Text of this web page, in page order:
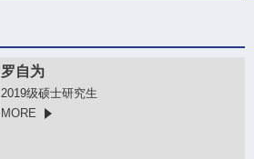
罗自为
2019级硕士研究生
MORE